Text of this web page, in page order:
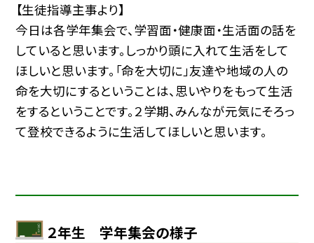
【生徒指導主事より】
今日は各学年集会で、学習面・健康面・生活面の話を
していると思います。しっかり頭に入れて生活をして
ほしいと思います。「命を大切に」友達や地域の人の
命を大切にするということは、思いやりをもって生活
をするということです。２学期、みんなが元気にそろっ
て登校できるように生活してほしいと思います。
２年生 学年集会の様子